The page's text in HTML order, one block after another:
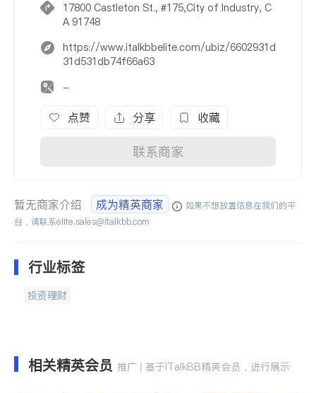
17800 Castleton St., #175,City of Industry, C
A 91748
https://www.italkbbelite.com/ubiz/6602931d
31d531db74f66a63
-
点赞 分享 收藏
联系商家
暂无商家介绍 成为精英商家
如果不想放置信息在我们的平
台，请联系elite.sales@italkbb.com
行业标签
投资理财
相关精英会员 推广 | 基于iTalkBB精英会员，进行展示